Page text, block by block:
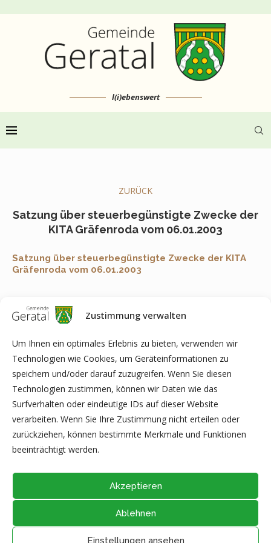
Zustimmung verwalten
Um Ihnen ein optimales Erlebnis zu bieten, verwenden wir
Technologien wie Cookies, um Geräteinformationen zu
speichern und/oder darauf zuzugreifen. Wenn Sie diesen
Technologien zustimmen, können wir Daten wie das
Surfverhalten oder eindeutige IDs auf dieser Website
verarbeiten. Wenn Sie Ihre Zustimmung nicht erteilen oder
zurückziehen, können bestimmte Merkmale und Funktionen
beeinträchtigt werden.
Akzeptieren
Ablehnen
Einstellungen ansehen
l(i)ebenswert
ZURÜCK
Satzung über steuerbegünstigte Zwecke der
KITA Gräfenroda vom 06.01.2003
Satzung über steuerbegünstigte Zwecke der KITA
Gräfenroda vom 06.01.2003
Anmerkung:Je nach Software auf Ihrem Computer kann es
Ausdrucken von PDF-Dokumenten kommen. In diesem Fall
speichern Sie bitte die Datei direkt auf Ihrem Computer ab (z.B.
auf dem Desktop) und öffnen diese anschließend mit der
aktuellen Version von Adobe Acrobat Reader (kostenfreie
Software zur Anzeige von PDF-Dokumenten) oder eines der
hier gelisteten Programme (Liste unvollständig).
@2026 - Alle Rechte vorbehalten durchGemeinde Geratal
DATENSCHUTZ|Thüringer Transparenzportal